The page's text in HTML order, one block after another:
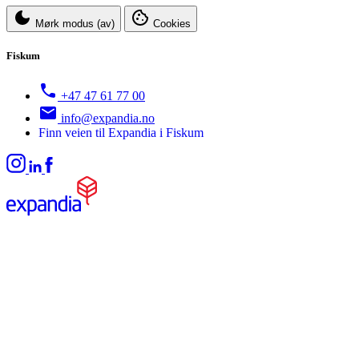
Mørk modus (av) Cookies
Fiskum
+47 47 61 77 00
info@expandia.no
Finn veien til Expandia i Fiskum